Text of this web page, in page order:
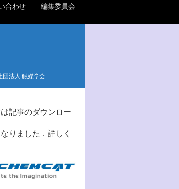
合わせ 編集委員会
団法人 触媒学会
記事のダウンロー
りました．詳しく